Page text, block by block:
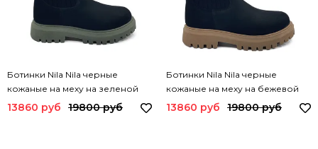
Ботинки Nila Nila черные
кожаные на меху на зеленой
подошве ZN26285M NIL NERO
13860 руб 19800 руб
Ботинки Nila Nila черные
кожаные на меху на бежевой
подошве ZN26285M NIL NERO
13860 руб 19800 руб